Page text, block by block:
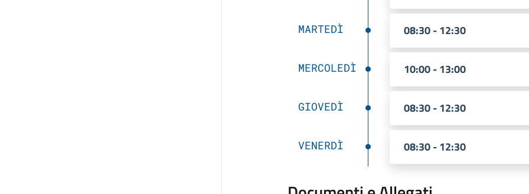
MARTEDÌ 08:30 - 12:30
MERCOLEDÌ 10:00 - 13:00
GIOVEDÌ 08:30 - 12:30
VENERDÌ 08:30 - 12:30